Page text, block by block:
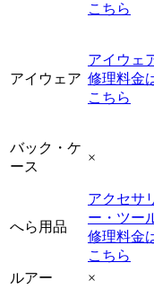
こちら
アイウェア
アイウェ
修理料金
こちら
バック・ケ
ース
×
へら用品
アクセサ
ー・ツー
修理料金
こちら
ルアー ×